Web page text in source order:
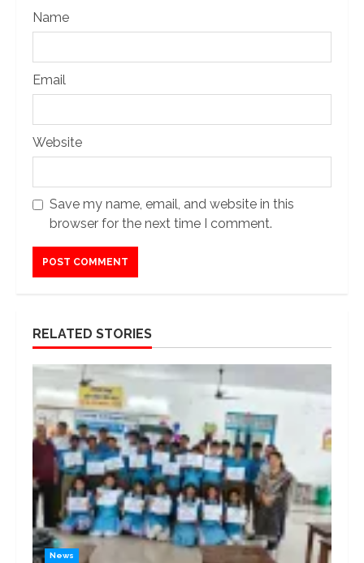
Name
Email
Website
Save my name, email, and website in this
browser for the next time I comment.
RELATED STORIES
News